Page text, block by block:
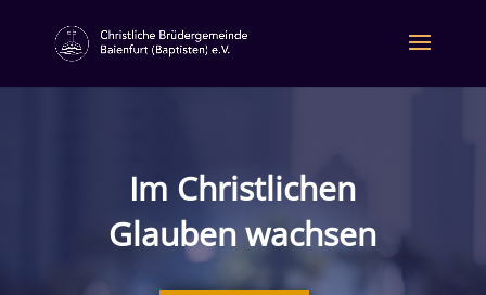
Im Christlichen
Glauben wachsen